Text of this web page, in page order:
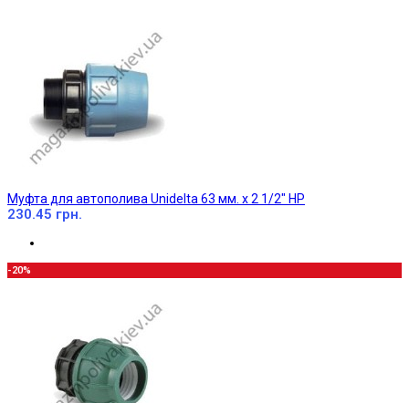
Муфта для автополива Unidelta 63 мм. х 2 1/2" НР
230.45 грн.
-20%